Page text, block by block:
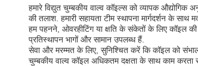
हमारे विद्युत चुम्बकीय वाल्व कॉइल्स को व्यापक
की तलाश. हमारी सहायता टीम स्थापना मार्गदर्शन के
हम पहनने, ओवरहीटिंग या क्षति के संकेतों के लिए कॉइल
प्रतिस्थापन भागों और सामान उपलब्ध हैं.
सेवा और मरम्मत के लिए, सुनिश्चित करें कि कॉइल को
चुम्बकीय वाल्व कॉइल अधिकतम दक्षता के साथ काम करता